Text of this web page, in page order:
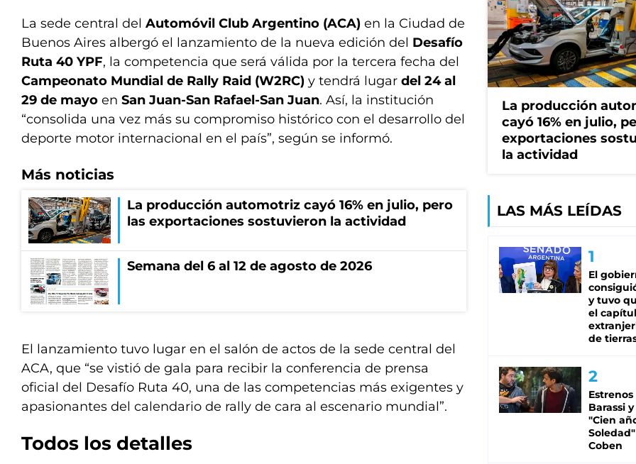
La sede central del Automóvil Club Argentino (ACA) en la Ciudad de
Buenos Aires albergó el lanzamiento de la nueva edición del Desafío
Ruta 40 YPF, la competencia que será válida por la tercera fecha del
Campeonato Mundial de Rally Raid (W2RC) y tendrá lugar del 24 al
29 de mayo en San Juan-San Rafael-San Juan. Así, la institución
“consolida una vez más su compromiso histórico con el desarrollo del
deporte motor internacional en el país”, según se informó.
Más noticias
La producción automotriz cayó 16% en julio, pero
las exportaciones sostuvieron la actividad
Semana del 6 al 12 de agosto de 2026
El lanzamiento tuvo lugar en el salón de actos de la sede central del
ACA, que “se vistió de gala para recibir la conferencia de prensa
oficial del Desafío Ruta 40, una de las competencias más exigentes y
apasionantes del calendario de rally de cara al escenario mundial”.
Todos los detalles
La producción
cayó 16% en julio,
exportaciones
la actividad
LAS MÁS LEÍDAS
El
y tuvo
el
de
Estrenos
Barassi
"Cien
Coben